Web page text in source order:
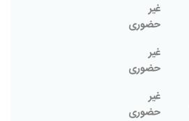
غیر
حضوری
غیر
حضوری
غیر
حضوری